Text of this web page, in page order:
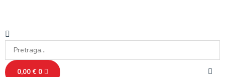
0,00 € 0